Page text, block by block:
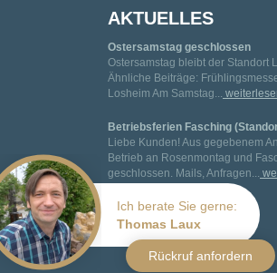
Ich berate Sie gerne:
Thomas Laux
Rückruf anfordern
AKTUELLES
Ostersamstag geschlossen
Ostersamstag bleibt der Standort
Ähnliche Beiträge:
Losheim Am Samstag...
Betriebsferien Fasching
Liebe Kunden! Aus gegebenem
Betrieb an Rosenmontag und
geschlossen. Mails, Anfragen...